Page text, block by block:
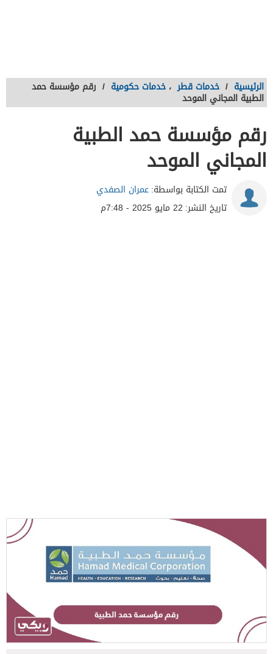
الرئيسية / خدمات قطر ، خدمات حكومية / رقم مؤسسة حمد
الطبية المجاني الموحد
رقم مؤسسة حمد الطبية
المجاني الموحد
تمت الكتابة بواسطة:عمران الصفدي
تاريخ النشر: 22 مايو 2025 - 7:48م